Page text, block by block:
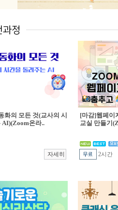
화의 모든 것(교사의 시
AI)(Zoom온라..
[마감]웹페이
교실 만들기
2시간